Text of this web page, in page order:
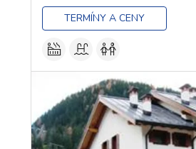
TERMÍNY A CENY